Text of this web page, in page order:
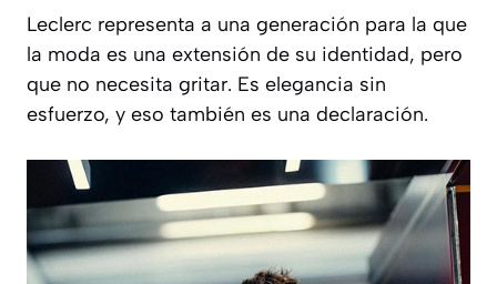
Leclerc representa a una generación para la que
la moda es una extensión de su identidad, pero
que no necesita gritar. Es elegancia sin
esfuerzo, y eso también es una declaración.